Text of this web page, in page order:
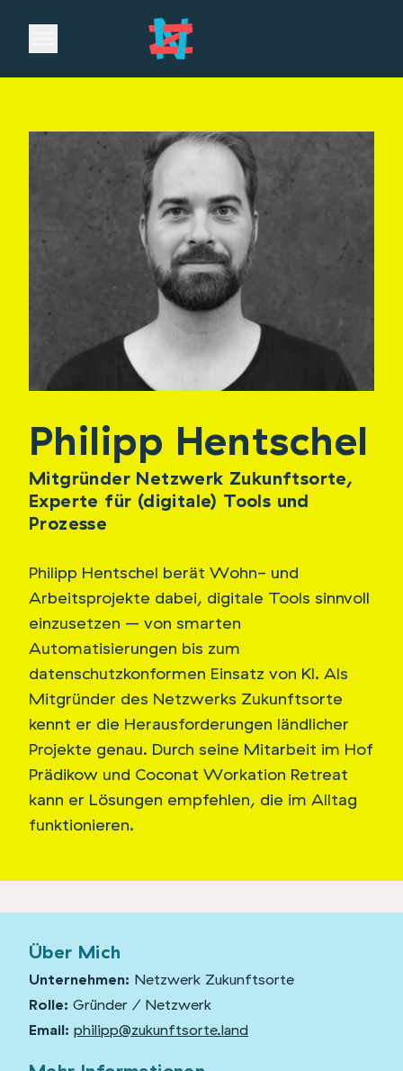
Open main menu
Philipp Hentschel
Mitgründer Netzwerk Zukunftsorte,
Experte für (digitale) Tools und
Prozesse
Philipp Hentschel berät Wohn- und
Arbeitsprojekte dabei, digitale Tools sinnvoll
einzusetzen – von smarten
Automatisierungen bis zum
datenschutzkonformen Einsatz von KI. Als
Mitgründer des Netzwerks Zukunftsorte
kennt er die Herausforderungen ländlicher
Projekte genau. Durch seine Mitarbeit im Hof
Prädikow und Coconat Workation Retreat
kann er Lösungen empfehlen, die im Alltag
funktionieren.
Über Mich
Unternehmen: Netzwerk Zukunftsorte
Rolle: Gründer / Netzwerk
Email: philipp@zukunftsorte.land